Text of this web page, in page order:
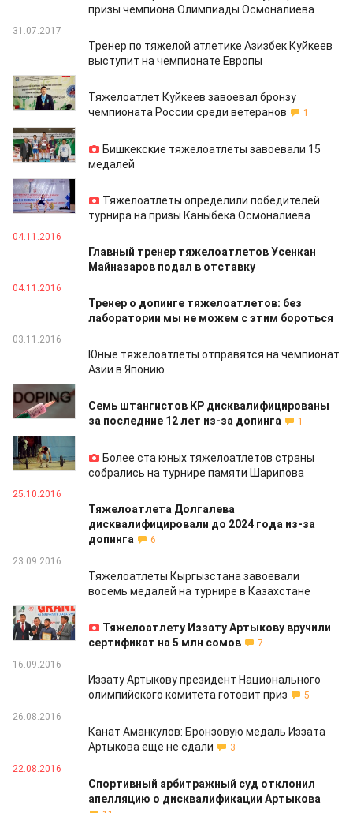
призы чемпиона Олимпиады Осмоналиева
31.07.2017
Тренер по тяжелой атлетике Азизбек Куйкеев
выступит на чемпионате Европы
23.03.2017
Тяжелоатлет Куйкеев завоевал бронзу
чемпионата России среди ветеранов
1
06.03.2017
Бишкекские тяжелоатлеты завоевали 15
медалей
25.11.2016
Тяжелоатлеты определили победителей
турнира на призы Каныбека Осмоналиева
04.11.2016
Главный тренер тяжелоатлетов Усенкан
Майназаров подал в отставку
04.11.2016
Тренер о допинге тяжелоатлетов: без
лаборатории мы не можем с этим бороться
03.11.2016
Юные тяжелоатлеты отправятся на чемпионат
Азии в Японию
03.11.2016
Семь штангистов КР дисквалифицированы
за последние 12 лет из-за допинга
1
27.10.2016
Более ста юных тяжелоатлетов страны
собрались на турнире памяти Шарипова
25.10.2016
Тяжелоатлета Долгалева
дисквалифицировали до 2024 года из-за
допинга
6
23.09.2016
Тяжелоатлеты Кыргызстана завоевали
восемь медалей на турнире в Казахстане
19.09.2016
Тяжелоатлету Иззату Артыкову вручили
сертификат на 5 млн сомов
7
16.09.2016
Иззату Артыкову президент Национального
олимпийского комитета готовит приз
5
26.08.2016
Канат Аманкулов: Бронзовую медаль Иззата
Артыкова еще не сдали
3
22.08.2016
Спортивный арбитражный суд отклонил
апелляцию о дисквалификации Артыкова